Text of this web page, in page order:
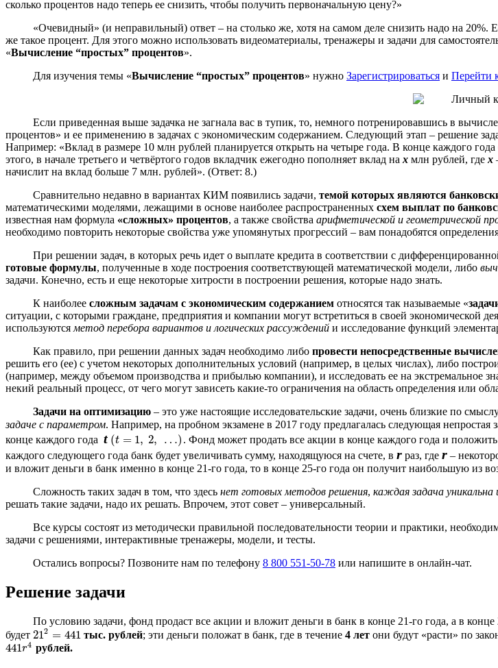
сколько процентов надо теперь ее снизить, чтобы получить первоначальную цену?»
«Очевидный» (и неправильный) ответ – на столько же, хотя на самом деле снизить надо на 20%.
же такое процент. Для этого можно использовать видеоматериалы, тренажеры и задачи для
«Вычисление “простых” процентов».
Для изучения темы «Вычисление “простых” процентов» нужно Зарегистрироваться и Перейти
Если приведенная выше задачка не загнала вас в тупик, то, немного потренировавшись в
процентов» и ее применению в задачах с экономическим содержанием. Следующий этап – решение
Например: «Вклад в размере 10 млн рублей планируется открыть на четыре года. В конце каждого
этого, в начале третьего и четвёртого годов вкладчик ежегодно пополняет вклад на х млн рублей, где х
начислит на вклад больше 7 млн. рублей». (Ответ: 8.)
Сравнительно недавно в вариантах КИМ появились задачи, темой которых являются
математическими моделями, лежащими в основе наиболее распространенных схем выплат по
известная нам формула «сложных» процентов, а также свойства арифметической и геометрической
необходимо повторить некоторые свойства уже упомянутых прогрессий – вам понадобятся
При решении задач, в которых речь идет о выплате кредита в соответствии с
готовые формулы, полученные в ходе построения соответствующей математической модели, либо
задачи. Конечно, есть и еще некоторые хитрости в построении решения, которые надо знать.
К наиболее сложным задачам с экономическим содержанием относятся так называемые «
ситуации, с которыми граждане, предприятия и компании могут встретиться в своей экономической
используются метод перебора вариантов и логических рассуждений и исследование функций
Как правило, при решении данных задач необходимо либо провести непосредственные
решить его (ее) с учетом некоторых дополнительных условий (например, в целых числах), либо
(например, между объемом производства и прибылью компании), и исследовать ее на экстремальное
некий реальный процесс, от чего могут зависеть какие-то ограничения на область определения или
Задачи на оптимизацию – это уже настоящие исследовательские задачи, очень близкие по
задаче с параметром. Например, на пробном экзамене в 2017 году предлагалась следующая
конце каждого года t (t = 1, 2, …)
t= 1, 2, …
. Фонд может продать все акции в конце каждого года и
каждого следующего года банк будет увеличивать сумму, находящуюся на счете, в r раз, где r –
и вложит деньги в банк именно в конце 21-го года, то в конце 25-го года он получит наибольшую из
Сложность таких задач в том, что здесь нет готовых методов решения, каждая задача уникальна
решать такие задачи, надо их решать. Впрочем, этот совет – универсальный.
Все курсы состоят из методически правильной последовательности теории и практики,
задачи с решениями, интерактивные тренажеры, модели, и тесты.
Остались вопросы? Позвоните нам по телефону 8 800 551-50-78 или напишите в онлайн-чат.
Решение задачи
По условию задачи, фонд продаст все акции и вложит деньги в банк в конце 21-го года, а в
будет 212 = 441
212 =441 тыс. рублей; эти деньги положат в банк, где в течение 4 летони будут «расти» по
441r4
441r4 рублей.